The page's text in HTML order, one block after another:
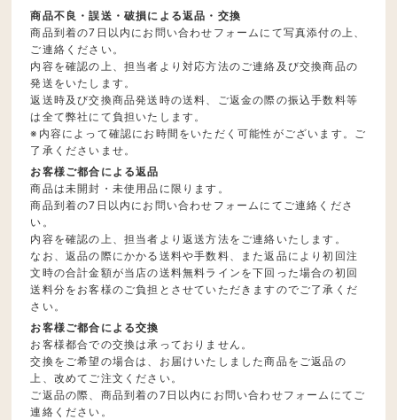
商品不良・誤送・破損による返品・交換
商品到着の7日以内にお問い合わせフォームにて写真添付の上、
ご連絡ください。
内容を確認の上、担当者より対応方法のご連絡及び交換商品の
発送をいたします。
返送時及び交換商品発送時の送料、ご返金の際の振込手数料等
は全て弊社にて負担いたします。
※内容によって確認にお時間をいただく可能性がございます。ご
了承くださいませ。
お客様ご都合による返品
商品は未開封・未使用品に限ります。
商品到着の7日以内にお問い合わせフォームにてご連絡くださ
い。
内容を確認の上、担当者より返送方法をご連絡いたします。
なお、返品の際にかかる送料や手数料、また返品により初回注
文時の合計金額が当店の送料無料ラインを下回った場合の初回
送料分をお客様のご負担とさせていただきますのでご了承くだ
さい。
お客様ご都合による交換
お客様都合での交換は承っておりません。
交換をご希望の場合は、お届けいたしました商品をご返品の
上、改めてご注文ください。
ご返品の際、商品到着の7日以内にお問い合わせフォームにてご
連絡ください。